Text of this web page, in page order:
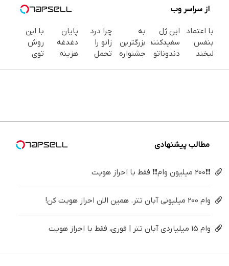
از سراسر وب
با اعتماد
بنفس
لبخند
این ژل
سفیدکننده
دندوناتو
به
بزرگترین
جشنواره
میلیون !
چرا درد
زانو را
تحمل
کن
پایان
دغدغه
هزینه
کننده
با این
روش
توی
مطالب پیشنهادی
❗❗200 میلیون وام❗❗ فقط با احراز هویت
وام 200 میلیونی آبان تتر. همین الان احراز هویت کن!
وام 15 میلیاردی آبان تتر | فوری، فقط با احراز هویت